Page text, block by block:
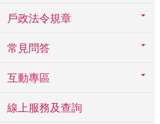
戶政法令規章
常見問答
互動專區
線上服務及查詢